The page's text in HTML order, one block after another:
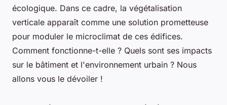
écologique. Dans ce cadre, la végétalisation
verticale apparaît comme une solution prometteuse
pour moduler le microclimat de ces édifices.
Comment fonctionne-t-elle ? Quels sont ses impacts
sur le bâtiment et l'environnement urbain ? Nous
allons vous le dévoiler !